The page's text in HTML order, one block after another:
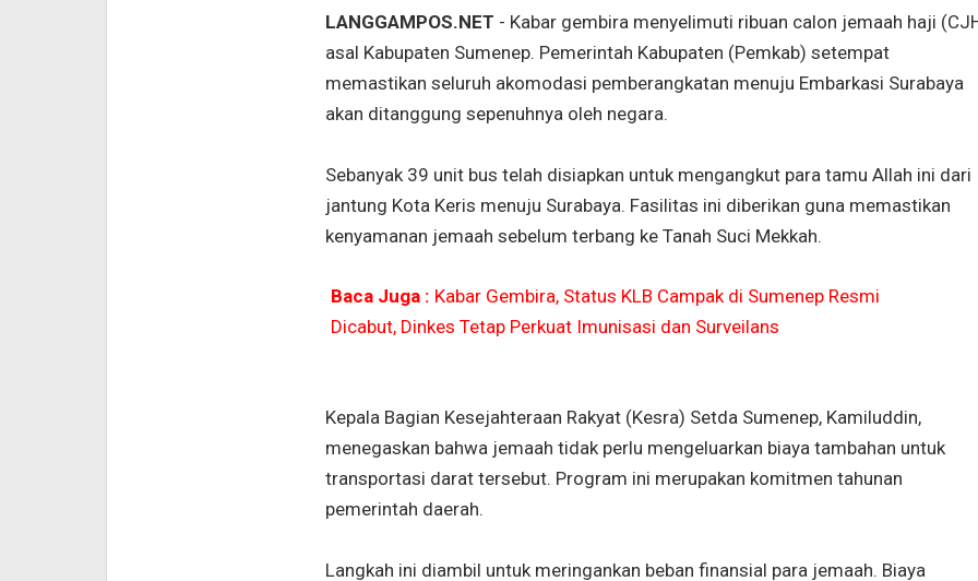
LANGGAMPOS.NET - Kabar gembira menyelimuti ribuan calon jemaah haji
asal Kabupaten Sumenep. Pemerintah Kabupaten (Pemkab) setempat
memastikan seluruh akomodasi pemberangkatan menuju Embarkasi Surabaya
akan ditanggung sepenuhnya oleh negara.
Sebanyak 39 unit bus telah disiapkan untuk mengangkut para tamu Allah ini dari
jantung Kota Keris menuju Surabaya. Fasilitas ini diberikan guna memastikan
kenyamanan jemaah sebelum terbang ke Tanah Suci Mekkah.
Baca Juga : Kabar Gembira, Status KLB Campak di Sumenep Resmi
Dicabut, Dinkes Tetap Perkuat Imunisasi dan Surveilans
Kepala Bagian Kesejahteraan Rakyat (Kesra) Setda Sumenep, Kamiluddin,
menegaskan bahwa jemaah tidak perlu mengeluarkan biaya tambahan untuk
transportasi darat tersebut. Program ini merupakan komitmen tahunan
pemerintah daerah.
Langkah ini diambil untuk meringankan beban finansial para jemaah. Biaya